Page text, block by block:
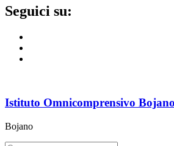
Seguici su:
Istituto Omnicomprensivo Bojano
Bojano